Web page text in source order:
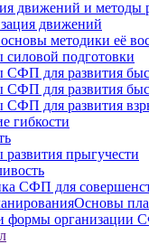
движений
методики её
подготовки
СФП для развития
СФП для развития
СФП для развития
гибкости
прыгучести
СФП для
Основы
формы организации